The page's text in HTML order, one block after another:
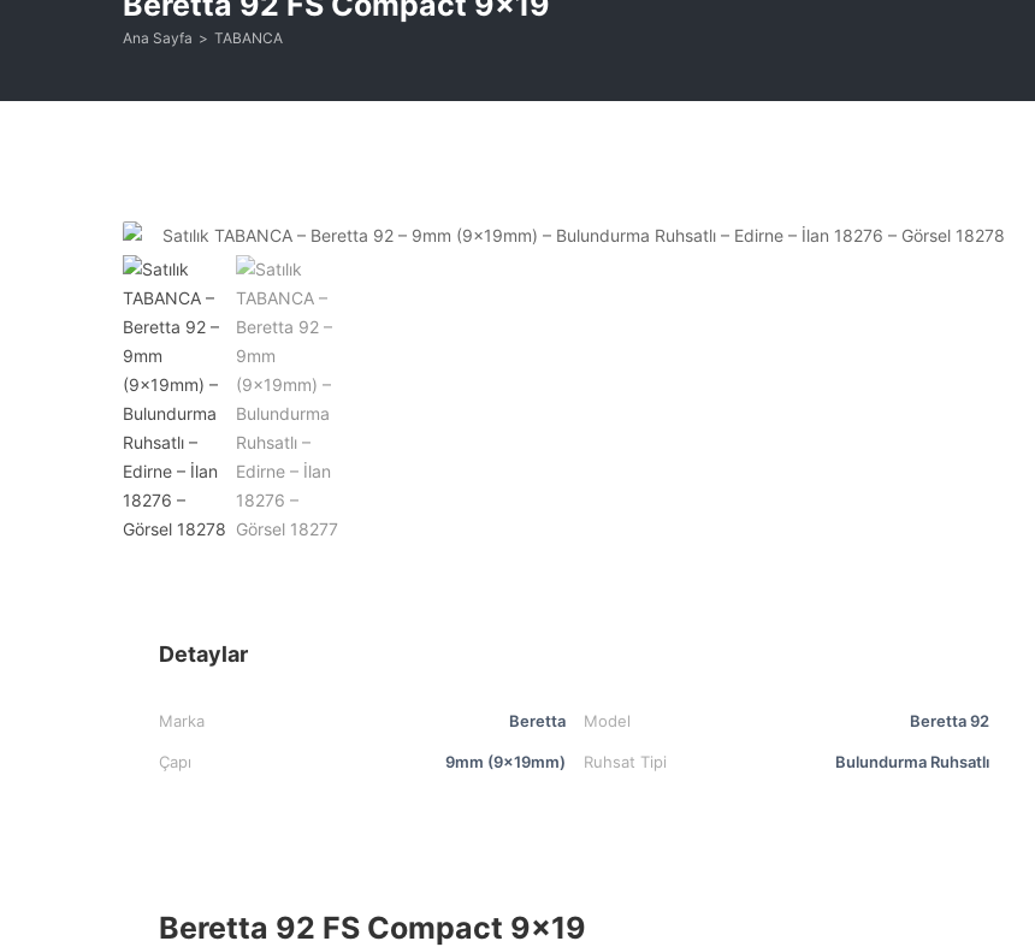
Ana Sayfa TABANCA
Detaylar
Marka Beretta Model Beretta 92
Çapı 9mm (9x19mm) Ruhsat Tipi Bulundurma Ruhsatlı
Beretta 92 FS Compact 9×19